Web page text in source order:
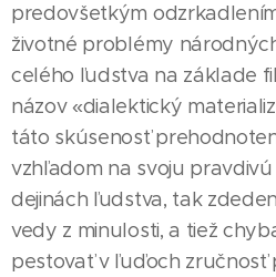
predovšetkým
životné problémy
celého ľudstva na základe
názov «dialektický
táto skúsenosť
vzhľadom na svoju
dejinách ľudstva, tak
vedy z minulosti, a tiež
pestovať v ľuďoch zručnosť